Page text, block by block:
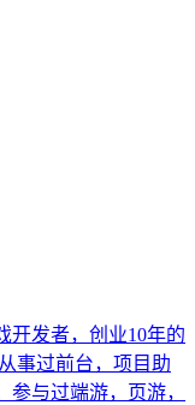
开发者，创业10年的
事过前台，项目助
与过端游，页游，